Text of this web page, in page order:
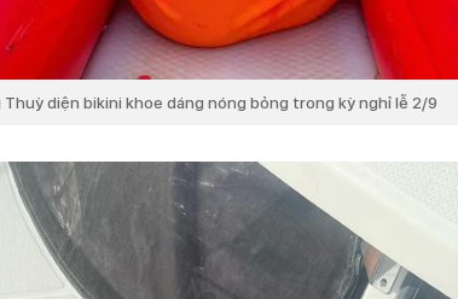
Thuỳ diện bikini khoe dáng nóng bỏng trong kỳ nghỉ lễ 2/9